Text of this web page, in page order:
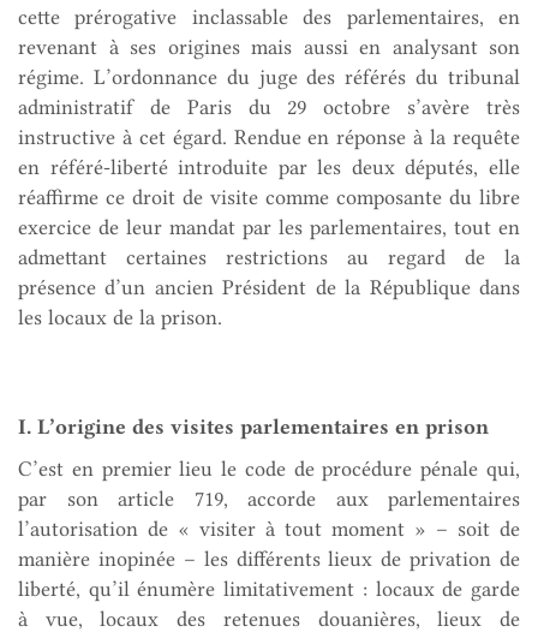
cette prérogative inclassable des parlementaires, en
revenant à ses origines mais aussi en analysant son
régime. L’ordonnance du juge des référés du tribunal
administratif de Paris du 29 octobre s’avère très
instructive à cet égard. Rendue en réponse à la requête
en référé-liberté introduite par les deux députés, elle
réaffirme ce droit de visite comme composante du libre
exercice de leur mandat par les parlementaires, tout en
admettant certaines restrictions au regard de la
présence d’un ancien Président de la République dans
les locaux de la prison.
I. L’origine des visites parlementaires en prison
C’est en premier lieu le code de procédure pénale qui,
par son article 719, accorde aux parlementaires
l’autorisation de « visiter à tout moment » – soit de
manière inopinée – les différents lieux de privation de
liberté, qu’il énumère limitativement : locaux de garde
à vue, locaux des retenues douanières, lieux de